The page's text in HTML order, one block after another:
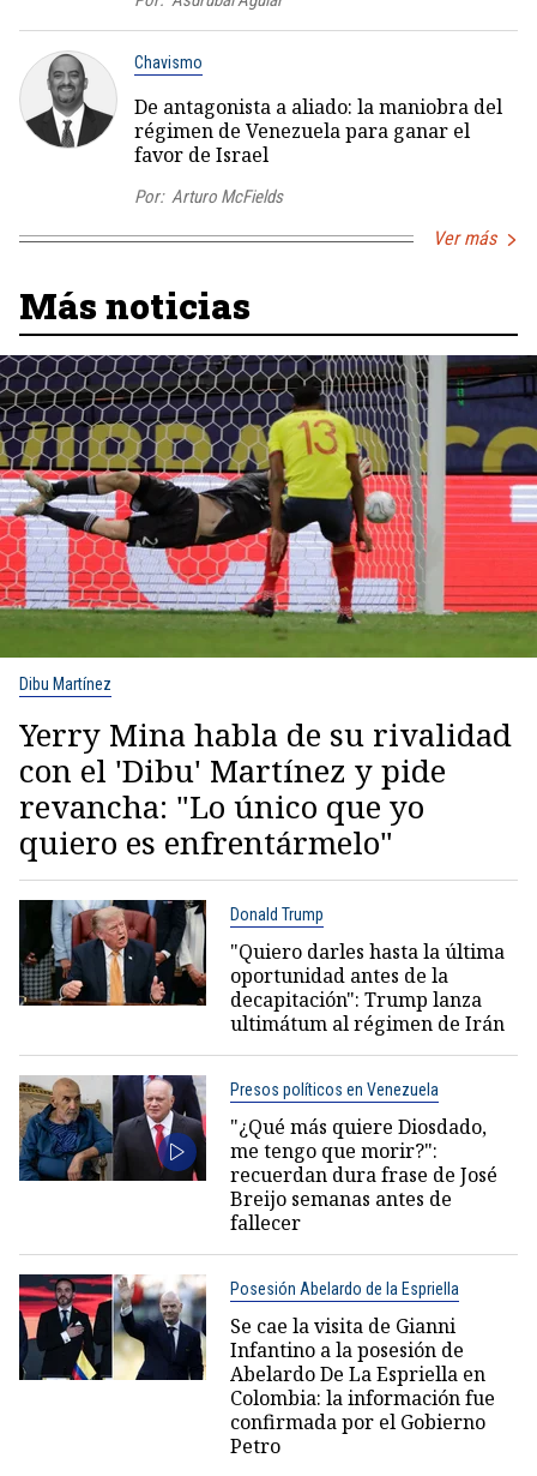
Chavismo
De antagonista a aliado: la maniobra del
régimen de Venezuela para ganar el
favor de Israel
Por: Arturo McFields
Ver más
Más noticias
Dibu Martínez
Yerry Mina habla de su rivalidad
con el 'Dibu' Martínez y pide
revancha: "Lo único que yo
quiero es enfrentármelo"
Donald Trump
"Quiero darles hasta la última
oportunidad antes de la
decapitación": Trump lanza
ultimátum al régimen de Irán
Presos políticos en Venezuela
"¿Qué más quiere Diosdado,
me tengo que morir?":
recuerdan dura frase de José
Breijo semanas antes de
fallecer
Posesión Abelardo de la Espriella
Se cae la visita de Gianni
Infantino a la posesión de
Abelardo De La Espriella en
Colombia: la información fue
confirmada por el Gobierno
Petro